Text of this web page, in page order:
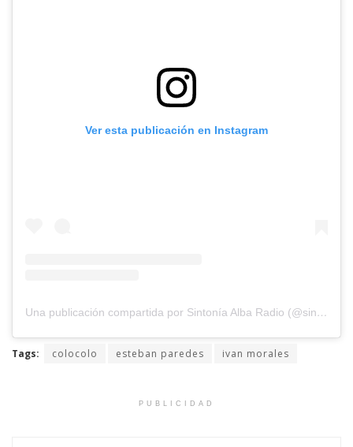
Ver esta publicación en Instagram
Una publicación compartida por Sintonía Alba Radio (@sintoniaalbaradio)
Tags: colocolo esteban paredes ivan morales
PUBLICIDAD